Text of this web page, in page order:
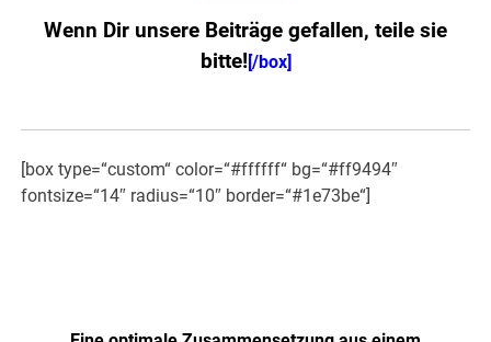
Wenn Dir unsere Beiträge gefallen, teile sie
bitte! [/box]
[box type=“custom“ color=“#ffffff“ bg=“#ff9494″
fontsize=“14″ radius=“10″ border=“#1e73be“]